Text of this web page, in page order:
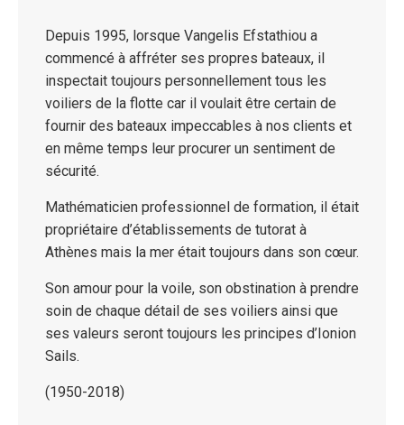
Depuis 1995, lorsque Vangelis Efstathiou a
commencé à affréter ses propres bateaux, il
inspectait toujours personnellement tous les
voiliers de la flotte car il voulait être certain de
fournir des bateaux impeccables à nos clients et
en même temps leur procurer un sentiment de
sécurité.
Mathématicien professionnel de formation, il était
propriétaire d’établissements de tutorat à
Athènes mais la mer était toujours dans son cœur.
Son amour pour la voile, son obstination à prendre
soin de chaque détail de ses voiliers ainsi que
ses valeurs seront toujours les principes d’Ionion
Sails.
(1950-2018)